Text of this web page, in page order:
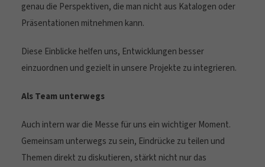
genau die Perspektiven, die man nicht aus Katalogen oder
Präsentationen mitnehmen kann.
Diese Einblicke helfen uns, Entwicklungen besser
einzuordnen und gezielt in unsere Projekte zu integrieren.
Als Team unterwegs
Auch intern war die Messe für uns ein wichtiger Moment.
Gemeinsam unterwegs zu sein, Eindrücke zu teilen und
Themen direkt zu diskutieren, stärkt nicht nur das